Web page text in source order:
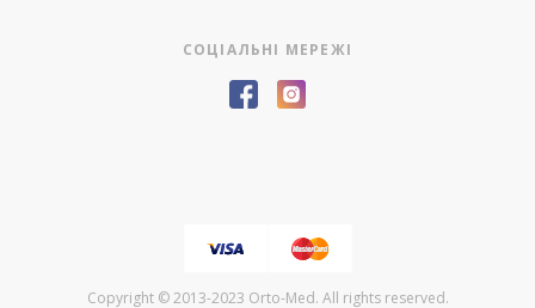
СОЦІАЛЬНІ МЕРЕЖІ
Copyright © 2013-2023 Orto-Med. All rights reserved.